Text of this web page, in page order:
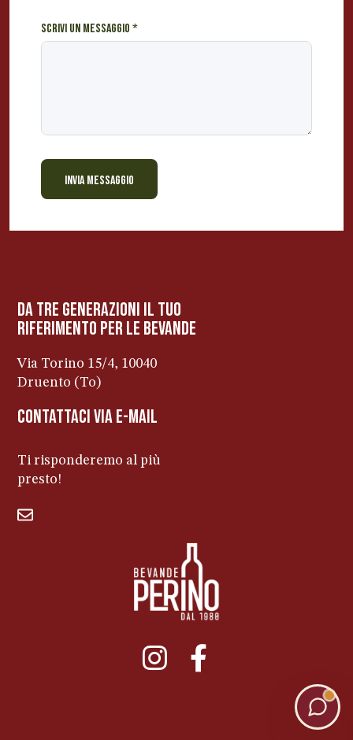
Scrivi un messaggio *
INVIA MESSAGGIO
da tre generazioni il tuo
riferimento per le bevanDe
Via Torino 15/4, 10040
Druento (To)
contattaci via e-mail
Ti risponderemo al più
presto!
011ENTERPRISE.COM